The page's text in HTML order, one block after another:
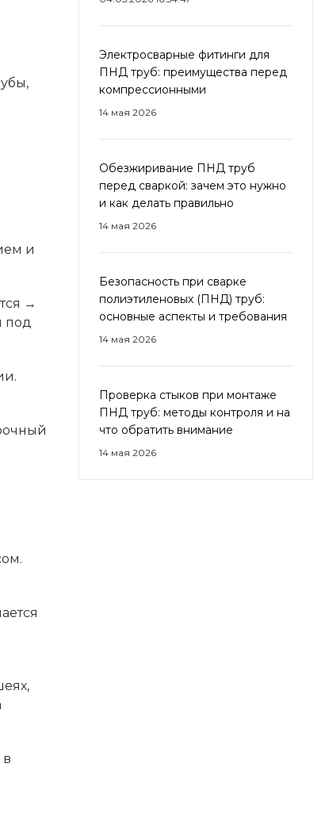
Электросварные фитинги для
ПНД труб: преимущества перед
компрессионными
14 мая 2026
Обезжиривание ПНД труб
перед сваркой: зачем это нужно
и как делать правильно
14 мая 2026
Безопасность при сварке
полиэтиленовых (ПНД) труб:
основные аспекты и требования
14 мая 2026
Проверка стыков при монтаже
ПНД труб: методы контроля и на
что обратить внимание
14 мая 2026
и
→
под